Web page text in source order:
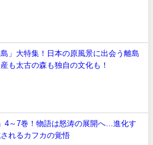
」大特集！日本の原風景に出会う離島
も太古の森も独自の文化も！
4～7巻！物語は怒涛の展開へ…進化す
れるカフカの覚悟